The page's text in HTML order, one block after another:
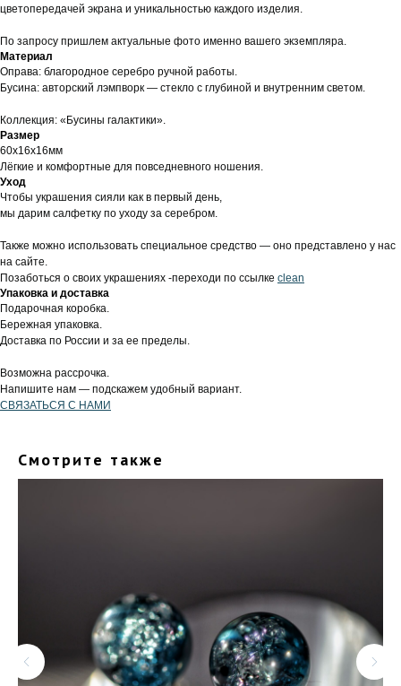
цветопередачей экрана и уникальностью каждого изделия.
По запросу пришлем актуальные фото именно вашего экземпляра.
Материал
Оправа: благородное серебро ручной работы.
Бусина: авторский лэмпворк — стекло с глубиной и внутренним светом.
Коллекция: «Бусины галактики».
Размер
60х16х16мм
Лёгкие и комфортные для повседневного ношения.
Уход
Чтобы украшения сияли как в первый день,
мы дарим салфетку по уходу за серебром.
Также можно использовать специальное средство — оно представлено у нас
на сайте.
Позаботься о своих украшениях -переходи по ссылке clean
Упаковка и доставка
Подарочная коробка.
Бережная упаковка.
Доставка по России и за ее пределы.
Возможна рассрочка.
Напишите нам — подскажем удобный вариант.
СВЯЗАТЬСЯ С НАМИ
Смотрите также